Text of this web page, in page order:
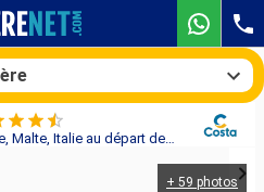
Croisière Costa Fascinosa : Grèce, Malte, Italie au départ de Le Piree - Athenes
+ 59 photos